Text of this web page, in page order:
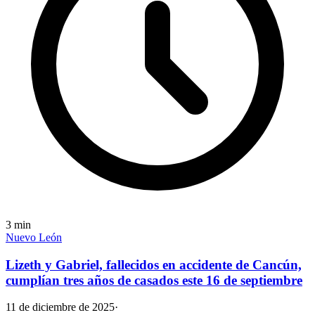
3 min
Nuevo León
Lizeth y Gabriel, fallecidos en accidente de Cancún,
cumplían tres años de casados este 16 de septiembre
11 de diciembre de 2025·